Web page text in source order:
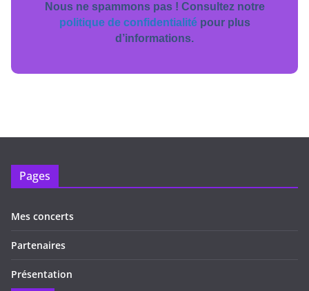
Nous ne spammons pas ! Consultez notre
politique de confidentialitépour plus
d’informations.
Pages
Mes concerts
Partenaires
Présentation